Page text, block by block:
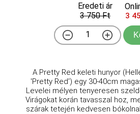
Eredeti ár
3 750 Ft
3
A Pretty Red keleti hunyor
'Pretty Red') egy 30-40cm
Levelei mélyen tenyeresen
Virágokat korán tavasszal hoz,
szárak tetején kedvesen